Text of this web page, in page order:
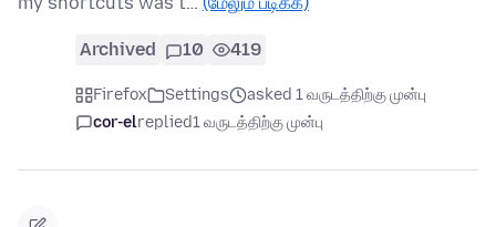
Archived 10 419
Firefox Settings
asked 1 வருடத்திற்கு முன்பு
cor-elreplied1 வருடத்திற்கு முன்பு